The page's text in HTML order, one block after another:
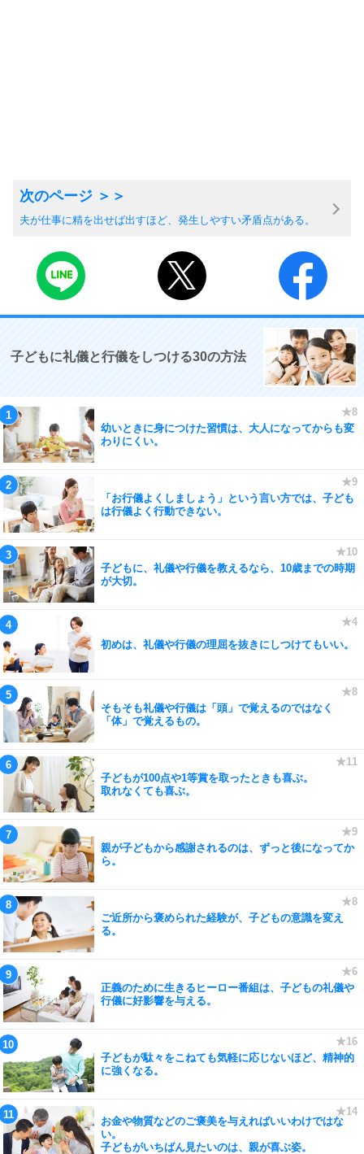
夫が仕事に精を出せば出すほど、発生しやすい矛盾点がある。
子どもに礼儀と行儀をしつける30の方法
幼いときに身につけた習慣は、大人になってからも変
わりにくい。
「お行儀よくしましょう」という言い方では、子ども
は行儀よく行動できない。
子どもに、礼儀や行儀を教えるなら、10歳までの時期
が大切。
初めは、礼儀や行儀の理屈を抜きにしつけてもいい。
そもそも礼儀や行儀は「頭」で覚えるのではなく
「体」で覚えるもの。
子どもが100点や1等賞を取ったときも喜ぶ。
取れなくても喜ぶ。
親が子どもから感謝されるのは、ずっと後になってか
ら。
ご近所から褒められた経験が、子どもの意識を変え
る。
正義のために生きるヒーロー番組は、子どもの礼儀や
行儀に好影響を与える。
子どもが駄々をこねても気軽に応じないほど、精神的
に強くなる。
お金や物質などのご褒美を与えればいいわけではな
い。
子どもがいちばん見たいのは、親が喜ぶ姿。